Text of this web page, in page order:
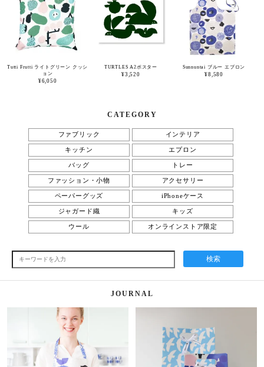
Tutti Frutti ライトグリーン クッシ
ョン
¥6,050
TURTLES A2ポスター
¥3,520
Sunnuntai ブルー エプロン
¥8,580
CATEGORY
ファブリック インテリア
キッチン エプロン
バッグ トレー
ファッション・小物 アクセサリー
ペーパーグッズ iPhoneケース
ジャガード織 キッズ
ウール オンラインストア限定
検索
JOURNAL